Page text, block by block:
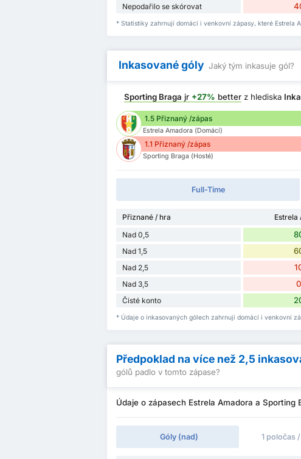
Nepodařilo se skórovat
* Statistiky zahrnují domácí i venkovní zápasy, které Estrela
Inkasované góly Jaký tým inkasuje gól?
Sporting Braga jr +27% better z hlediska
1.5 Přiznaný /zápas
Estrela Amadora (Domácí)
1.1 Přiznaný /zápas
Sporting Braga (Hosté)
Full-Time
Přiznané / hra Estrela
Nad 0,5
Nad 1,5
Nad 2,5
Nad 3,5
Čisté konto
* Údaje o inkasovaných gólech zahrnují domácí i venkovní
Předpoklad na více než 2,5
gólů padlo v tomto zápase?
Údaje o zápasech Estrela Amadora a
Góly (nad) 1 poločas